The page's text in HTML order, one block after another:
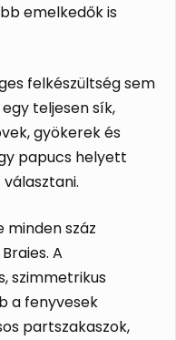
emelkedők is
felkészültség sem
teljesen sík,
gyökerek és
papucs helyett
minden száz
A
szimmetrikus
a fenyvesek
partszakaszok,